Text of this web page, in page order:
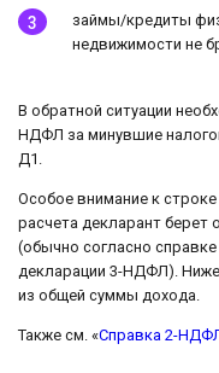
займы/кредиты
недвижимости не
В обратной ситуации
НДФЛ за минувшие
Д1.
Особое внимание к
расчета декларант берет
(обычно согласно
декларации 3-НДФЛ). Ниже
из общей суммы дохода.
Также см. «Справка 2-